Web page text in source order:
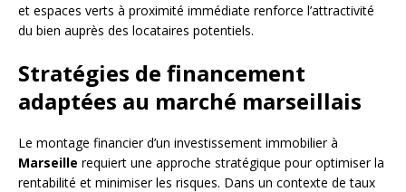
et espaces verts à proximité immédiate renforce l’attractivité
du bien auprès des locataires potentiels.
Stratégies de financement
adaptées au marché marseillais
Le montage financier d’un investissement immobilier à
Marseille requiert une approche stratégique pour optimiser la
rentabilité et minimiser les risques. Dans un contexte de taux